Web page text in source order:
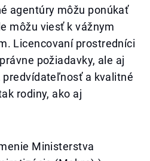
agentúry môžu ponúkať
môžu viesť k vážnym
Licencovaní prostredníci
požiadavky, ale aj
a kvalitné
rodiny, ako aj
Ministerstva